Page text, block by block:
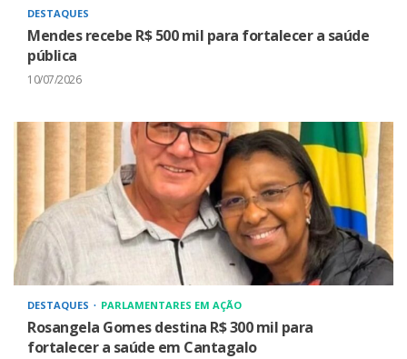
DESTAQUES
Mendes recebe R$ 500 mil para fortalecer a saúde
pública
10/07/2026
DESTAQUES PARLAMENTARES EM AÇÃO
Rosangela Gomes destina R$ 300 mil para
fortalecer a saúde em Cantagalo